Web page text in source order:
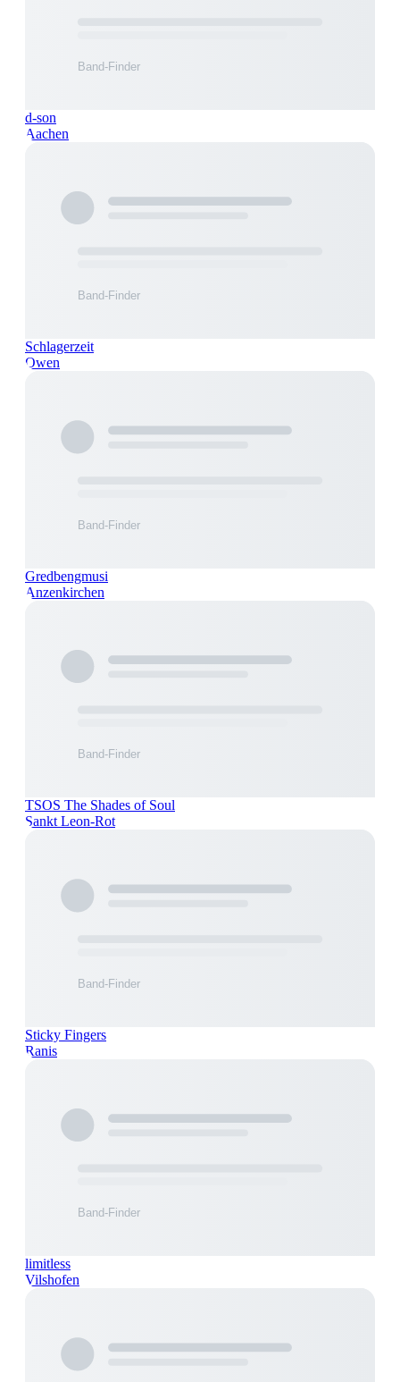
d-son
Aachen
Schlagerzeit
Owen
Gredbengmusi
Anzenkirchen
TSOS The Shades of Soul
Sankt Leon-Rot
Sticky Fingers
Ranis
limitless
Vilshofen